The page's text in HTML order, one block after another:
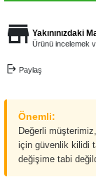
Yakınınızdaki
Ürünü incelemek
Paylaş
Önemli:
Değerli
için güvenlik kilidi
değişime tabi